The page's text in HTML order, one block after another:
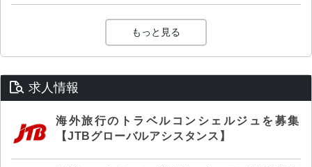
もっと見る
求人情報
海外旅行のトラベルコンシェルジュを募集
【JTBグローバルアシスタンス】